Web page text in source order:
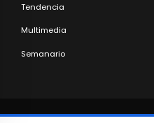
Tendencia
Multimedia
Semanario